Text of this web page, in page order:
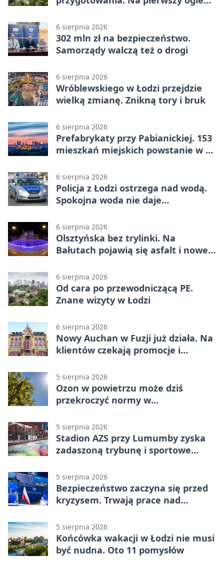
6 sierpnia 2026
302 mln zł na bezpieczeństwo.
Samorządy walczą też o drogi
6 sierpnia 2026
Wróblewskiego w Łodzi przejdzie
wielką zmianę. Znikną tory i bruk
6 sierpnia 2026
Prefabrykaty przy Pabianickiej. 153
mieszkań miejskich powstanie w 15
6 sierpnia 2026
Policja z Łodzi ostrzega nad wodą.
Spokojna woda nie daje
6 sierpnia 2026
Olsztyńska bez trylinki. Na
Bałutach pojawią się asfalt i nowe
6 sierpnia 2026
Od cara po przewodniczącą PE.
Znane wizyty w Łodzi
6 sierpnia 2026
Nowy Auchan w Fuzji już działa. Na
klientów czekają promocje i
5 sierpnia 2026
Ozon w powietrzu może dziś
przekroczyć normy w
5 sierpnia 2026
Stadion AZS przy Lumumby zyska
zadaszoną trybunę i sportowe
5 sierpnia 2026
Bezpieczeństwo zaczyna się przed
kryzysem. Trwają prace nad
5 sierpnia 2026
Końcówka wakacji w Łodzi nie musi
być nudna. Oto 11 pomysłów